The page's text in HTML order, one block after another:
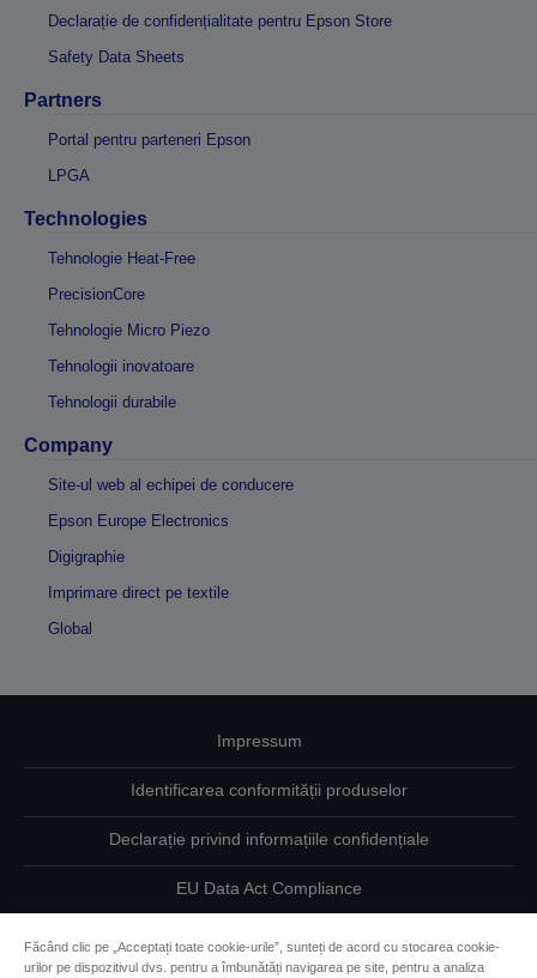
Declarație de confidențialitate pentru Epson Store
Safety Data Sheets
Partners
Portal pentru parteneri Epson
LPGA
Technologies
Tehnologie Heat-Free
PrecisionCore
Tehnologie Micro Piezo
Tehnologii inovatoare
Tehnologii durabile
Company
Site-ul web al echipei de conducere
Epson Europe Electronics
Digigraphie
Imprimare direct pe textile
Global
Impressum
Identificarea conformității produselor
Declarație privind informațiile confidențiale
EU Data Act Compliance
Făcând clic pe „Acceptați toate cookie-urile”, sunteți de acord cu stocarea cookie-
urilor pe dispozitivul dvs. pentru a îmbunătăți navigarea pe site, pentru a analiza